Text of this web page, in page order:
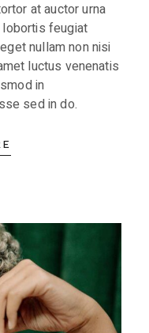
at auctor urna
lobortis feugiat
nullam non nisi
luctus venenatis
in
sed in do.